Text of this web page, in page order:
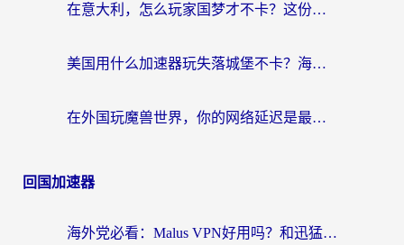
在意大利，怎么玩家国梦才不卡？这份终极加速指南请收好
美国用什么加速器玩失落城堡不卡？海外党亲测有效的国服游戏加速指南
在外国玩魔兽世界，你的网络延迟是最大的敌人
回国加速器
海外党必看：Malus VPN好用吗？和迅猛兔VPN对比哪个回国效果更好？附真实体验与避坑指南